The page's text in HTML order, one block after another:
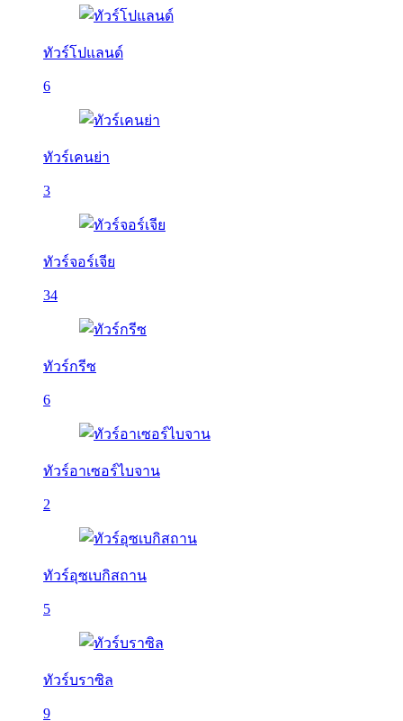
ทัวร์โปแลนด์
6
ทัวร์เคนย่า
3
ทัวร์จอร์เจีย
34
ทัวร์กรีซ
6
ทัวร์อาเซอร์ไบจาน
2
ทัวร์อุซเบกิสถาน
5
ทัวร์บราซิล
9